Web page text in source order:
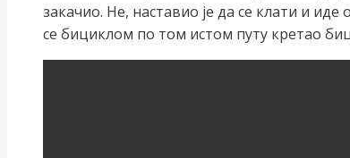
закачио. Не, наставио је да се клати и иде
се бициклом по том истом путу кретао